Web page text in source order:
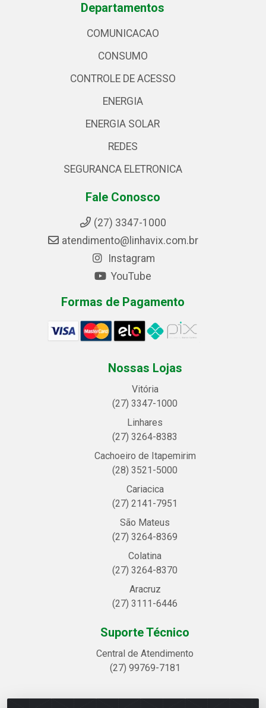
Departamentos
COMUNICACAO
CONSUMO
CONTROLE DE ACESSO
ENERGIA
ENERGIA SOLAR
REDES
SEGURANCA ELETRONICA
Fale Conosco
(27) 3347-1000
atendimento@linhavix.com.br
Instagram
YouTube
Formas de Pagamento
Nossas Lojas
Vitória
(27) 3347-1000
Linhares
(27) 3264-8383
Cachoeiro de Itapemirim
(28) 3521-5000
Cariacica
(27) 2141-7951
São Mateus
(27) 3264-8369
Colatina
(27) 3264-8370
Aracruz
(27) 3111-6446
Suporte Técnico
Central de Atendimento
(27) 99769-7181